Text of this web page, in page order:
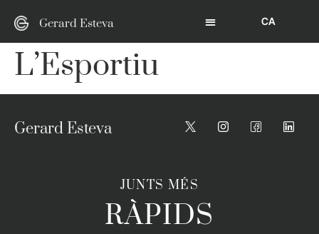
Gerard Esteva CA
L’Esportiu
Gerard Esteva
JUNTS MÉS
RÀPIDS